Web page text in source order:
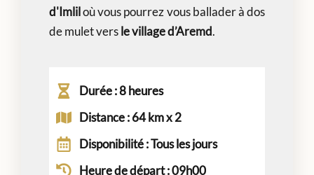
d'Imliloù vous pourrez vous ballader à dos
de mulet versle village d’Aremd.
Durée : 8 heures
Distance : 64 km x 2
Disponibilité : Tous les jours
Heure de départ : 09h00